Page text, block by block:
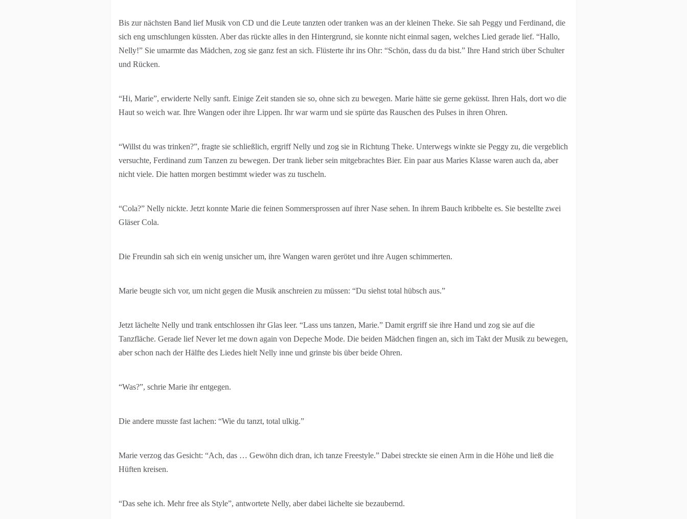
Bis zur nächsten Band lief Musik von CD und die Leute tanzten oder tranken was an der kleinen Theke. Sie sah Peggy und Ferdinand, die
sich eng umschlungen küssten. Aber das rückte alles in den Hintergrund, sie konnte nicht einmal sagen, welches Lied gerade lief. “Hallo,
Nelly!” Sie umarmte das Mädchen, zog sie ganz fest an sich. Flüsterte ihr ins Ohr: “Schön, dass du da bist.” Ihre Hand strich über Schulter
und Rücken.
“Hi, Marie”, erwiderte Nelly sanft. Einige Zeit standen sie so, ohne sich zu bewegen. Marie hätte sie gerne geküsst. Ihren Hals, dort wo die
Haut so weich war. Ihre Wangen oder ihre Lippen. Ihr war warm und sie spürte das Rauschen des Pulses in ihren Ohren.
“Willst du was trinken?”, fragte sie schließlich, ergriff Nelly und zog sie in Richtung Theke. Unterwegs winkte sie Peggy zu, die vergeblich
versuchte, Ferdinand zum Tanzen zu bewegen. Der trank lieber sein mitgebrachtes Bier. Ein paar aus Maries Klasse waren auch da, aber
nicht viele. Die hatten morgen bestimmt wieder was zu tuscheln.
“Cola?” Nelly nickte. Jetzt konnte Marie die feinen Sommersprossen auf ihrer Nase sehen. In ihrem Bauch kribbelte es. Sie bestellte zwei
Gläser Cola.
Die Freundin sah sich ein wenig unsicher um, ihre Wangen waren gerötet und ihre Augen schimmerten.
Marie beugte sich vor, um nicht gegen die Musik anschreien zu müssen: “Du siehst total hübsch aus.”
Jetzt lächelte Nelly und trank entschlossen ihr Glas leer. “Lass uns tanzen, Marie.” Damit ergriff sie ihre Hand und zog sie auf die
Tanzfläche. Gerade lief Never let me down again von Depeche Mode. Die beiden Mädchen fingen an, sich im Takt der Musik zu bewegen,
aber schon nach der Hälfte des Liedes hielt Nelly inne und grinste bis über beide Ohren.
“Was?”, schrie Marie ihr entgegen.
Die andere musste fast lachen: “Wie du tanzt, total ulkig.”
Marie verzog das Gesicht: “Ach, das … Gewöhn dich dran, ich tanze Freestyle.” Dabei streckte sie einen Arm in die Höhe und ließ die
Hüften kreisen.
“Das sehe ich. Mehr free als Style”, antwortete Nelly, aber dabei lächelte sie bezaubernd.